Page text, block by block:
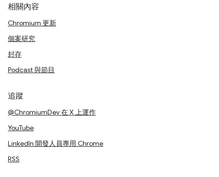
相關內容
Chromium 更新
個案研究
封存
Podcast 與節目
追蹤
@ChromiumDev 在 X 上運作
YouTube
LinkedIn 開發人員專用 Chrome
RSS